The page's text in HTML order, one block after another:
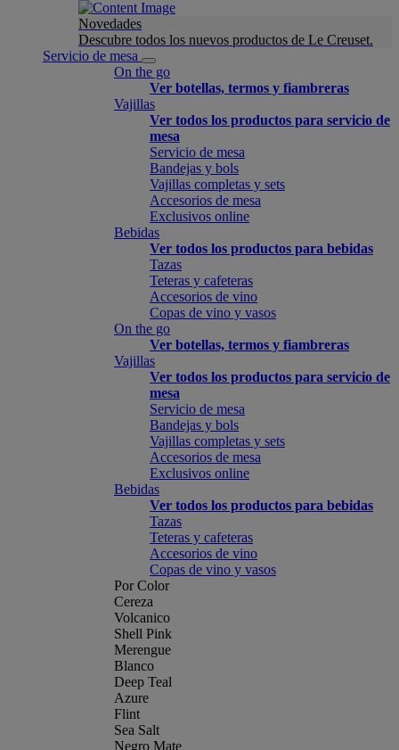
Novedades
Descubre todos los nuevos productos de Le Creuset.
Servicio de mesa
On the go
Ver botellas, termos y fiambreras
Vajillas
Ver todos los productos para servicio de
mesa
Servicio de mesa
Bandejas y bols
Vajillas completas y sets
Accesorios de mesa
Exclusivos online
Bebidas
Ver todos los productos para bebidas
Tazas
Teteras y cafeteras
Accesorios de vino
Copas de vino y vasos
On the go
Ver botellas, termos y fiambreras
Vajillas
Ver todos los productos para servicio de
mesa
Servicio de mesa
Bandejas y bols
Vajillas completas y sets
Accesorios de mesa
Exclusivos online
Bebidas
Ver todos los productos para bebidas
Tazas
Teteras y cafeteras
Accesorios de vino
Copas de vino y vasos
Por Color
Cereza
Volcanico
Shell Pink
Merengue
Blanco
Deep Teal
Azure
Flint
Sea Salt
Negro Mate